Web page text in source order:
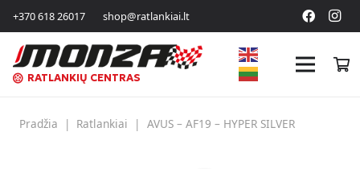
+370 618 26017 shop@ratlankiai.lt
RATLANKIŲ CENTRAS
Pradžia | Ratlankiai | AVUS – AF19 – HYPER SILVER